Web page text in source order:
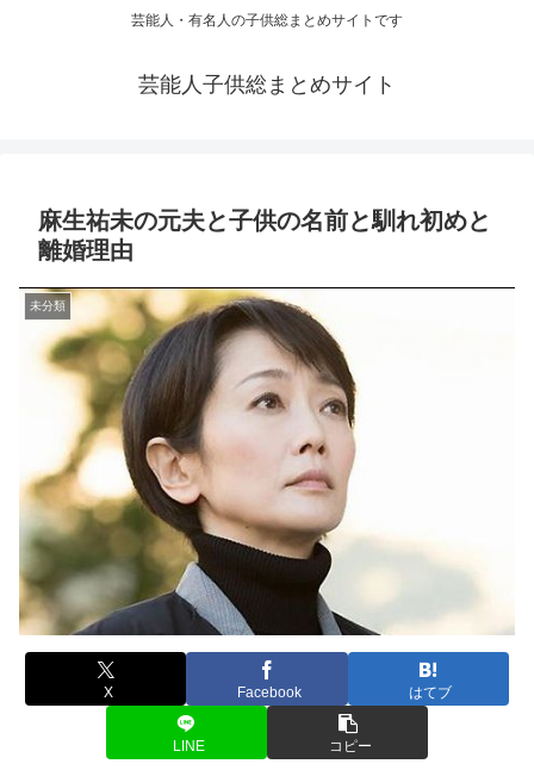
芸能人・有名人の子供総まとめサイトです
芸能人子供総まとめサイト
麻生祐未の元夫と子供の名前と馴れ初めと
離婚理由
未分類
X Facebook はてブ
LINE コピー